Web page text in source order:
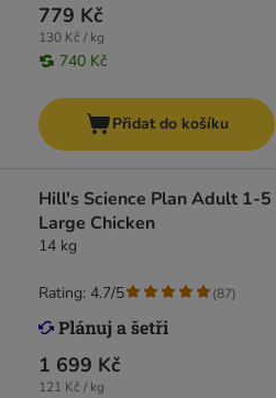
779 Kč
130 Kč / kg
740 Kč
Přidat do košíku
Hill's Science Plan Adult 1-5
Large Chicken
14 kg
1 699 Kč
121 Kč / kg
Rating: 4.7/5 (87)